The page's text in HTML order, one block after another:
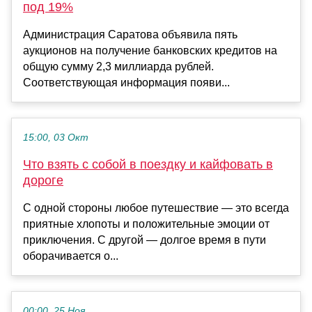
под 19%
Администрация Саратова объявила пять
аукционов на получение банковских кредитов на
общую сумму 2,3 миллиарда рублей.
Соответствующая информация появи...
15:00, 03 Окт
Что взять с собой в поездку и кайфовать в
дороге
С одной стороны любое путешествие — это всегда
приятные хлопоты и положительные эмоции от
приключения. С другой — долгое время в пути
оборачивается о...